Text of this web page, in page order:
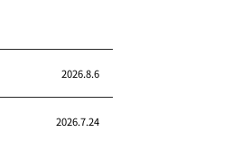
2026.8.6
2026.7.24